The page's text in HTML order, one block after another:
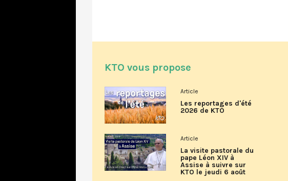
KTO vous propose
Article
Les reportages d'été
2026 de KTO
Article
La visite pastorale du
pape Léon XIV à
Assise à suivre sur
KTO le jeudi 6 août